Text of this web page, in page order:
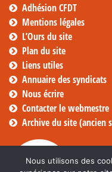
Adhésion CFDT
Mentions légales
L’Ours du site
Plan du site
Liens utiles
Annuaire des syndicats
Nous écrire
Contacter le webmestre
Archive du site (ancien
Nous utilisons des